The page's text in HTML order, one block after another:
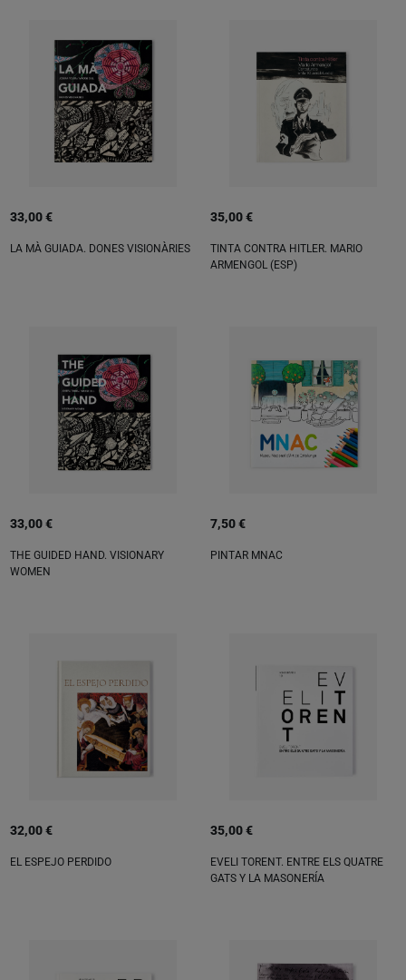
33,00 €
LA MÀ GUIADA. DONES VISIONÀRIES
35,00 €
TINTA CONTRA HITLER. MARIO
ARMENGOL (ESP)
33,00 €
THE GUIDED HAND. VISIONARY
WOMEN
7,50 €
PINTAR MNAC
32,00 €
EL ESPEJO PERDIDO
35,00 €
EVELI TORENT. ENTRE ELS QUATRE
GATS Y LA MASONERÍA